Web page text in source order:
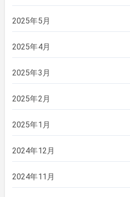
2025年5月
2025年4月
2025年3月
2025年2月
2025年1月
2024年12月
2024年11月